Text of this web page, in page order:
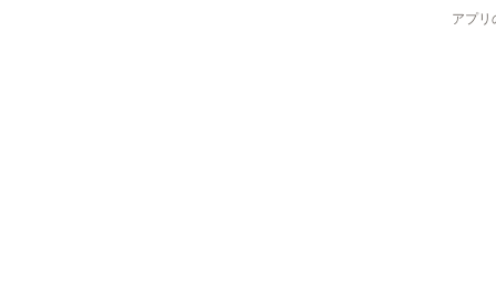
アプリ